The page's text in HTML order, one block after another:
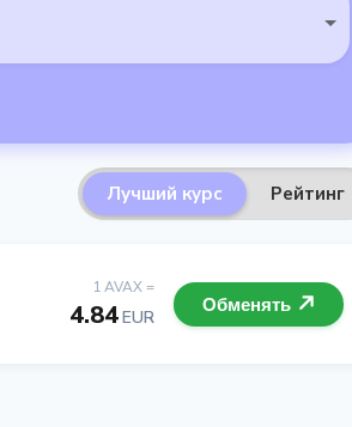
Лучший курс Рейтинг
1 AVAX =
4.84EUR
Обменять